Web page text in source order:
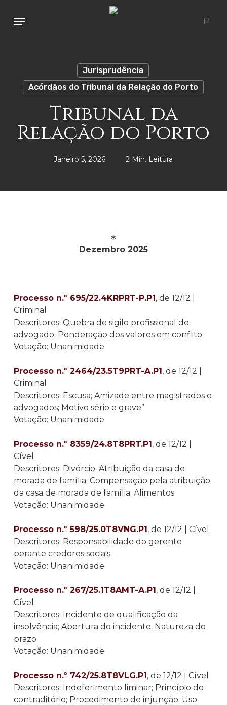
Menu
Jurisprudência
Acórdãos do Tribunal da Relação do Porto
Tribunal da
Relação do Porto
Janeiro 5, 2026 2 Min. Leitura
∗
Dezembro 2025
Processo n.º 695/22.4KRPRT-P.P1, de 12/12 |
Criminal
Descritores: Quebra de sigilo profissional de
advogado; Ponderação dos valores em conflito
Votação: Unanimidade
Processo n.º 2464/23.5T9PRT-A.P1, de 12/12 |
Criminal
Descritores: Escusa; Amizade entre magistrados e
advogados; Motivo sério e grave”
Votação: Unanimidade
Processo n.º 8359/24.8T8PRT.P1, de 12/12 |
Cível
Descritores: Divórcio; Atribuição da casa de
morada de família; Compensação pela atribuição
da casa de morada de família; Alimentos
Votação: Unanimidade
Processo n.º 598/25.0T8VNG.P1, de 12/12 | Cível
Descritores: Responsabilidade do gerente
perante credores sociais
Votação: Unanimidade
Processo n.º 267/25.1T8AMT-A.P1, de 12/12 |
Cível
Descritores: Incidente de qualificação da
insolvência; Abertura do incidente; Natureza do
prazo
Votação: Unanimidade
Processo n.º 742/25.8T8VLG.P1, de 12/12 | Cível
Descritores: Indeferimento liminar; Princípio do
contraditório; Procedimento de injunção; Uso